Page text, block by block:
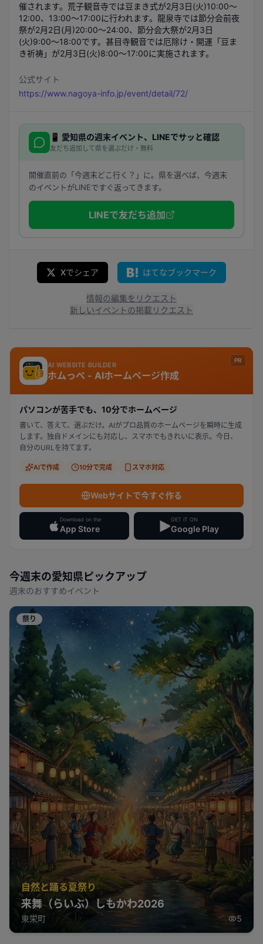
催されます。荒子観音寺では豆まき式が2月3日(火)10:00～
12:00、13:00～17:00に行われます。龍泉寺では節分会前夜
祭が2月2日(月)20:00～24:00、節分会大祭が2月3日
(火)9:00～18:00です。甚目寺観音では厄除け・開運「豆ま
き祈祷」が2月3日(火)8:00～17:00に実施されます。
公式サイト
https://www.nagoya-info.jp/event/detail/72/
📱 愛知県の週末イベント、LINEでサッと確認
友だち追加して県を選ぶだけ・無料
開催直前の「今週末どこ行く？」に。県を選べば、今週末
のイベントがLINEですぐ返ってきます。
LINEで友だち追加
Xでシェア はてなブックマーク
情報の編集をリクエスト
新しいイベントの掲載リクエスト
PR
AI WEBSITE BUILDER
ホムっぺ - AIホームページ作成
パソコンが苦手でも、10分でホームページ
書いて、答えて、選ぶだけ。AIがプロ品質のホームページを瞬時に生成
します。独自ドメインにも対応し、スマホでもきれいに表示。今日、
自分のURLを持てます。
AIで作成 10分で完成 スマホ対応
Webサイトで今すぐ作る
Download on the
App Store
GET IT ON
Google Play
今週末の愛知県 ピックアップ
週末のおすすめイベント
祭り
自然と踊る夏祭り
来舞（らいぶ）しもかわ2026
東栄町 5